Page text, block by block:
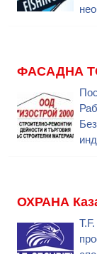
ФАСАДНА
ОХРАНА